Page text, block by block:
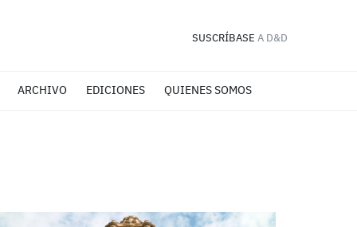
SUSCRÍBASE A D&D
ARCHIVO EDICIONES QUIENES SOMOS